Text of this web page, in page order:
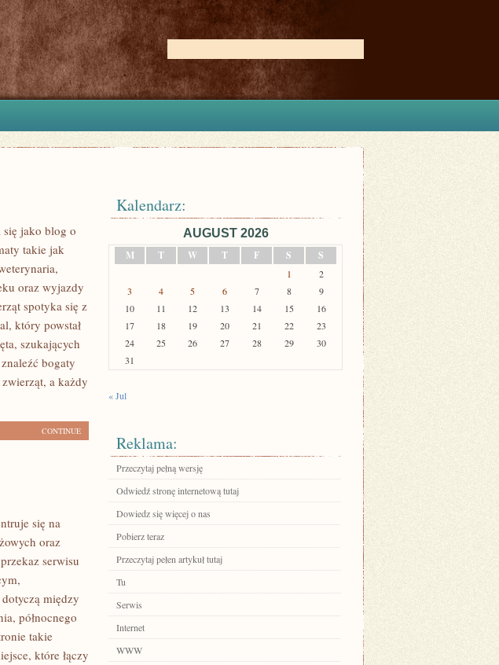
się jako blog o
takie jak
oraz wyjazdy
spotyka się z
który powstał
szukających
bogaty
a każdy
CONTINUE
się na
oraz
serwisu
między
północnego
takie
które łączy
Kalendarz:
AUGUST 2026
M
T W T F S S
1
2
3
4 5 6 7 8
9
10
11 12 13 14 15
16
17
18 19 20 21 22
23
24
25 26 27 28 29
30
31
« Jul
Reklama:
Przeczytaj pełną wersję
Odwiedź stronę internetową tutaj
Dowiedz się więcej o nas
Pobierz teraz
Przeczytaj pełen artykuł tutaj
Tu
Serwis
Internet
WWW